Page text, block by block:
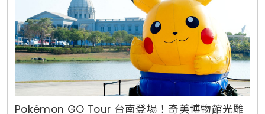
Pokémon GO Tour 台南登場！奇美博物館光雕